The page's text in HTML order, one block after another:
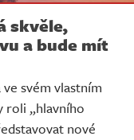
skvěle,
a bude mít
svém vlastním
roli „hlavního
nové